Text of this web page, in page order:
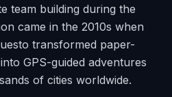
team building during the
came in the 2010s when
transformed paper-
GPS-guided adventures
of cities worldwide.